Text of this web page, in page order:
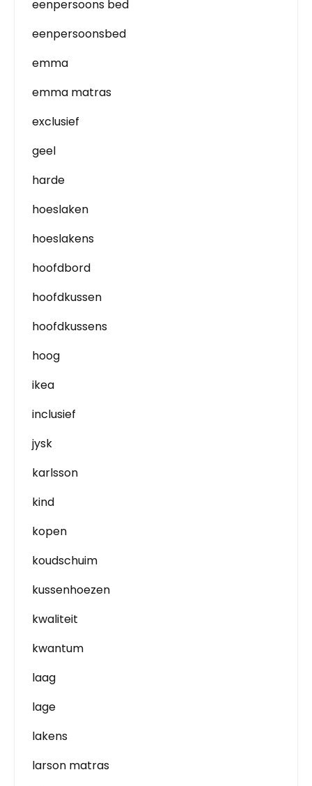
eenpersoons bed
eenpersoonsbed
emma
emma matras
exclusief
geel
harde
hoeslaken
hoeslakens
hoofdbord
hoofdkussen
hoofdkussens
hoog
ikea
inclusief
jysk
karlsson
kind
kopen
koudschuim
kussenhoezen
kwaliteit
kwantum
laag
lage
lakens
larson matras